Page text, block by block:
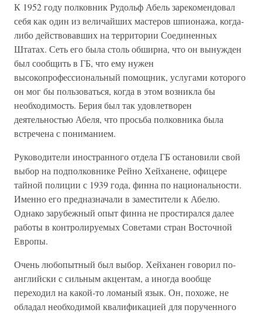
К 1952 году полковник Рудольф Абель зарекомендовал
себя как один из величайших мастеров шпионажа, когда-
либо действовавших на территории Соединенных
Штатах. Сеть его была столь обширна, что он вынужден
был сообщить в ГБ, что ему нужен
высокопрофессиональный помощник, услугами которого
он мог бы пользоваться, когда в этом возникла бы
необходимость. Берия был так удовлетворен
деятельностью Абеля, что просьба полковника была
встречена с пониманием.
Руководители иностранного отдела ГБ остановили свой
выбор на подполковнике Рейно Хейханене, офицере
тайной полиции с 1939 года, финна по национальности.
Именно его предназначали в заместители к Абелю.
Однако зарубежный опыт финна не простирался далее
работы в контролируемых Советами стран Восточной
Европы.
Очень любопытный был выбор. Хейханен говорил по-
английски с сильным акцентам, а иногда вообще
переходил на какой-то ломаный язык. Он, похоже, не
обладал необходимой квалификацией для порученного